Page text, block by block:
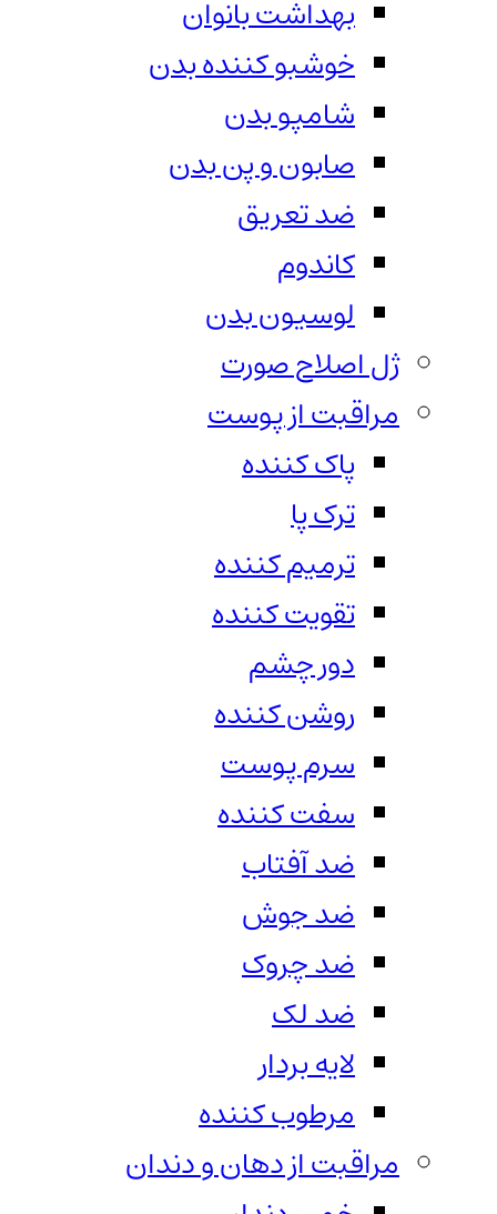
بهداشت بانوان
خوشبو کننده بدن
شامپو بدن
صابون و پن بدن
ضد تعریق
کاندوم
لوسیون بدن
ژل اصلاح صورت
مراقبت از پوست
پاک کننده
ترک پا
ترمیم کننده
تقویت کننده
دور چشم
روشن کننده
سرم پوست
سفت کننده
ضد آفتاب
ضد جوش
ضد چروک
ضد لک
لایه بردار
مرطوب کننده
مراقبت از دهان و دندان